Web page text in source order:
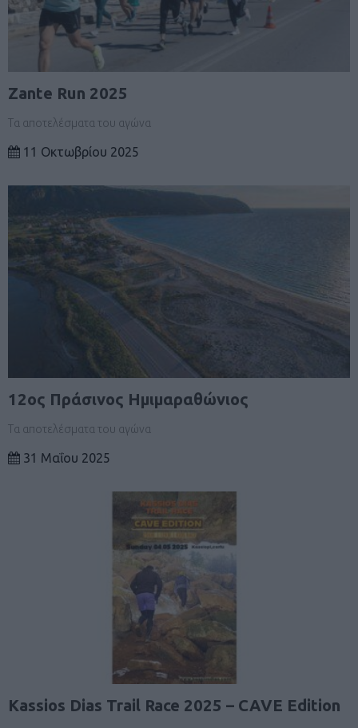
Zante Run 2025
Τα αποτελέσματα του αγώνα
11 Οκτωβρίου 2025
12ος Πράσινος Ημιμαραθώνιος
Τα αποτελέσματα του αγώνα
31 Μαΐου 2025
Kassios Dias Trail Race 2025 – CAVE Edition